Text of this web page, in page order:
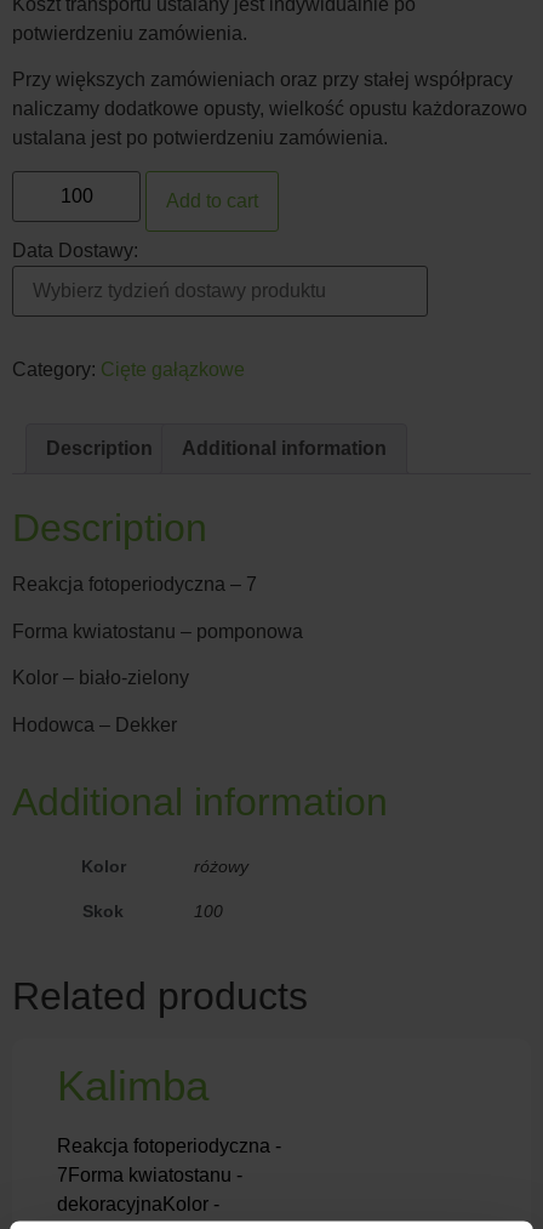
potwierdzeniu zamówienia.
Przy większych zamówieniach oraz przy stałej współpracy
naliczamy dodatkowe opusty, wielkość opustu każdorazowo
ustalana jest po potwierdzeniu zamówienia.
Add to cart
Data Dostawy:
Category: Cięte gałązkowe
Description Additional information
Description
Reakcja fotoperiodyczna – 7
Forma kwiatostanu – pomponowa
Kolor – biało-zielony
Hodowca – Dekker
Additional information
Kolor różowy
Skok 100
Related products
Kalimba
Reakcja fotoperiodyczna -
7Forma kwiatostanu -
dekoracyjnaKolor -